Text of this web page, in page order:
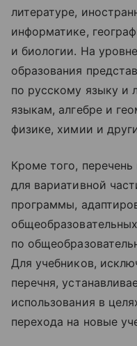
литературе,
информатике,
и биологии. На
образования
по русскому языку и
языкам, алгебре и
физике, химии и
Кроме того,
для вариативной
программы,
по
Для учебников,
перечня,
использования в
перехода на новые